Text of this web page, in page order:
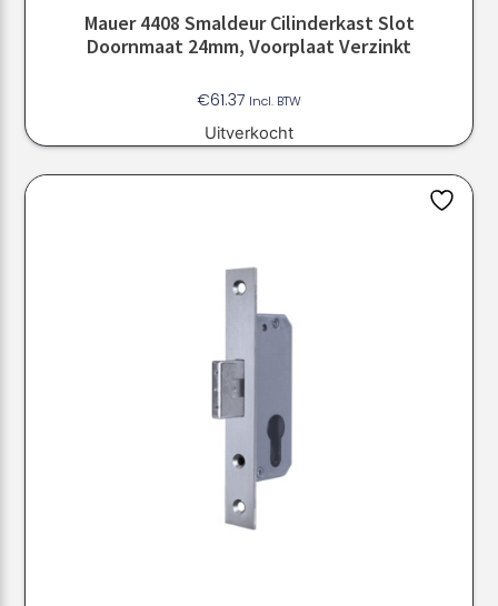
Mauer 4408 Smaldeur Cilinderkast Slot
Doornmaat 24mm, Voorplaat Verzinkt
€61.37 Incl. BTW
Uitverkocht